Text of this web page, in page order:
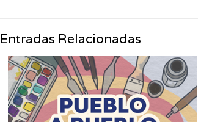
Entradas Relacionadas